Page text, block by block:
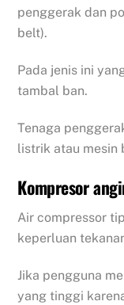
penggerak dan
belt).
Pada jenis ini
tambal ban.
Tenaga
listrik atau mesin
Kompresor
Air compressor
keperluan
Jika pengguna
yang tinggi